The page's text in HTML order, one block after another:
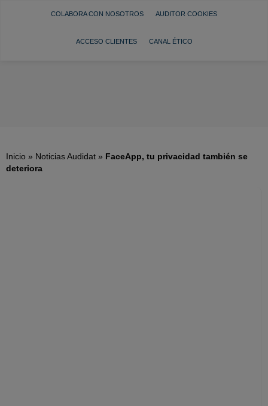
COLABORA CON NOSOTROS AUDITOR COOKIES
ACCESO CLIENTES CANAL ÉTICO
Inicio » Noticias Audidat » FaceApp, tu privacidad también se
deteriora